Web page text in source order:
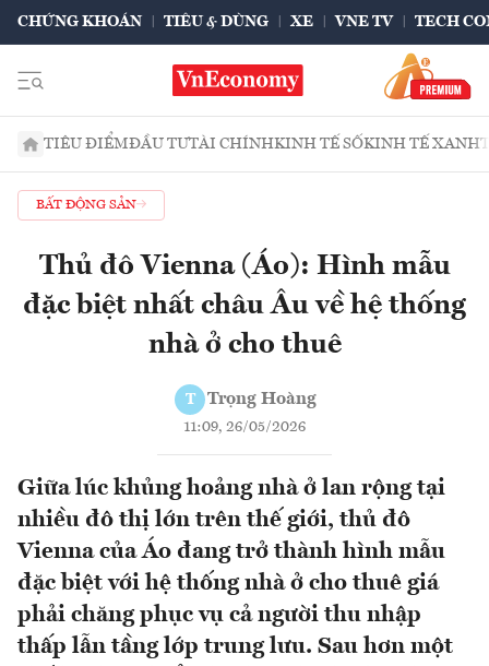
CHỨNG KHOÁN TIÊU & DÙNG XE VNE TV TECH
TIÊU ĐIỂMĐẦU TƯTÀI CHÍNHKINH TẾ SỐKINH TẾ XANH
BẤT ĐỘNG SẢN
Thủ đô Vienna (Áo): Hình mẫu
đặc biệt nhất châu Âu về hệ thống
nhà ở cho thuê
T Trọng Hoàng
11:09, 26/05/2026
Giữa lúc khủng hoảng nhà ở lan rộng tại
nhiều đô thị lớn trên thế giới, thủ đô
Vienna của Áo đang trở thành hình mẫu
đặc biệt với hệ thống nhà ở cho thuê giá
phải chăng phục vụ cả người thu nhập
thấp lẫn tầng lớp trung lưu. Sau hơn một